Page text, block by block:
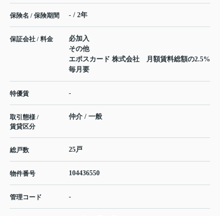
保険名 / 保険期間 - / 2年
保証会社 / 料金
必加入
その他
エポスカード 株式会社 月額賃料総額の2.5%
毎月要
特優賃 -
取引態様 /
賃貸区分
仲介 / 一般
総戸数 25戸
物件番号 104436550
管理コード -